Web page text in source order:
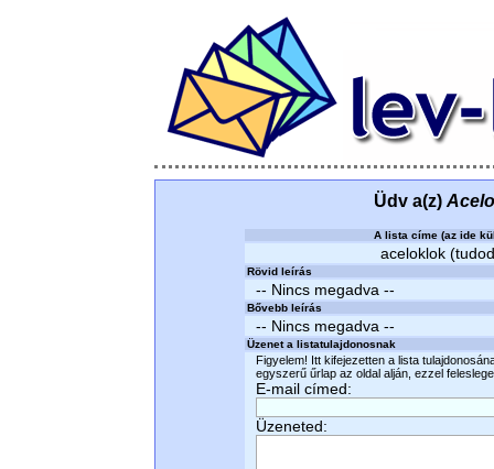
Üdv a(z)
A lista címe (az ide
aceloklok
Rövid leírás
-- Nincs megadva --
Bővebb leírás
-- Nincs megadva --
Üzenet a listatulajdonosnak
Figyelem! Itt kifejezetten a lista
egyszerű űrlap az oldal alján, ezzel
E-mail címed:
Üzeneted: